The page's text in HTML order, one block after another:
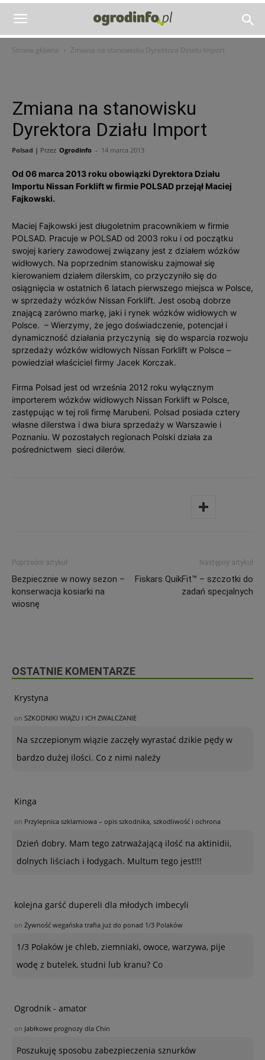
Strona główna Zmiana na stanowisku Dyrektora Działu Import
Zmiana na stanowisku
Dyrektora Działu Import
Polsad | Przez Ogrodinfo - 14 marca 2013
Od 06 marca 2013 roku obowiązki Dyrektora Działu
Importu Nissan Forklift w firmie POLSAD przejął Maciej
Fajkowski.
Maciej Fajkowski jest długoletnim pracownikiem w firmie
POLSAD. Pracuje w POLSAD od 2003 roku i od początku
swojej kariery zawodowej związany jest z działem wózków
widłowych. Na poprzednim stanowisku zajmował się
kierowaniem działem dilerskim, co przyczyniło się do
osiągnięcia w ostatnich 6 latach pierwszego miejsca w Polsce,
w sprzedaży wózków Nissan Forklift. Jest osobą dobrze
znającą zarówno markę, jaki i rynek wózków widłowych w
Polsce. – Wierzymy, że jego doświadczenie, potencjał i
dynamiczność działania przyczynią się do wsparcia rozwoju
sprzedaży wózków widłowych Nissan Forklift w Polsce –
powiedział właściciel firmy Jacek Korczak.
Firma Polsad jest od września 2012 roku wyłącznym
importerem wózków widłowych Nissan Forklift w Polsce,
zastępując w tej roli firmę Marubeni. Polsad posiada cztery
własne dilerstwa i dwa biura sprzedaży w Warszawie i
Poznaniu. W pozostałych regionach Polski działa za
pośrednictwem sieci dilerów.
Poprzedni artykuł
Bezpiecznie w nowy sezon –
konserwacja kosiarki na
wiosnę
Następny artykuł
Fiskars QuikFit™ – szczotki do
zadań specjalnych
OSTATNIE KOMENTARZE
Krystyna
on SZKODNIKI WIĄZU I ICH ZWALCZANIE
Na szczepionym wiązie zaczęły wyrastać dzikie pędy w
bardzo dużej ilości. Co z nimi należy
Kinga
on Przylepnica szklarniowa – opis szkodnika, szkodliwość i ochrona
Dzień dobry. Mam tego zatrważającą ilość na aktinidii,
dolnych liściach i łodygach. Multum tego jest!!!
kolejna garść dupereli dla młodych imbecyli
on Żywność wegańska trafia już do ponad 1/3 Polaków
1/3 Polaków je chleb, ziemniaki, owoce, warzywa, pije
wodę z butelek, studni lub kranu? Co
Ogrodnik - amator
on Jabłkowe prognozy dla Chin
Poszukuję sposobu zabezpieczenia sznurków